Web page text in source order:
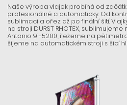
Naše výroba vlajek probíhá od
profesionálně a automaticky. Od
sublimaci a ořez až po finální šití.
na stroji DURST RHOTEX,
Antonio 91-5200, řežeme na
šijeme na automatickém stroji s šicí